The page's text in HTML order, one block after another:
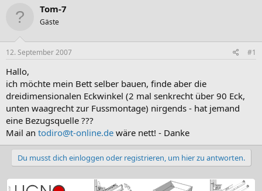
t
e
r
s
e
t
Tom-7
Gäste
12. September 2007 #1
Hallo,
ich möchte mein Bett selber bauen, finde aber die
dreidimensionalen Eckwinkel (2 mal senkrecht über 90 Eck,
unten waagrecht zur Fussmontage) nirgends - hat jemand
eine Bezugsquelle ???
Mail an todiro@t-online.de wäre nett! - Danke
Du musst dich einloggen oder registrieren, um hier zu antworten.